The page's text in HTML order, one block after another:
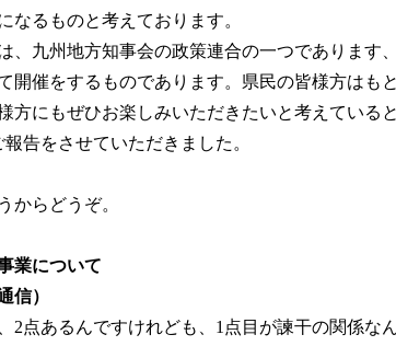
なるものと考えております。
、九州地方知事会の政策連合の一つであります
開催をするものであります。県民の皆様方はも
方にもぜひお楽しみいただきたいと考えている
告をさせていただきました。
からどうぞ。
業について
信）
2点あるんですけれども、1点目が諫干の関係な